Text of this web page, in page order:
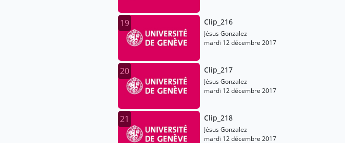
19 Clip_216
Jésus Gonzalez
mardi 12 décembre 2017
20 Clip_217
Jésus Gonzalez
mardi 12 décembre 2017
21 Clip_218
Jésus Gonzalez
mardi 12 décembre 2017